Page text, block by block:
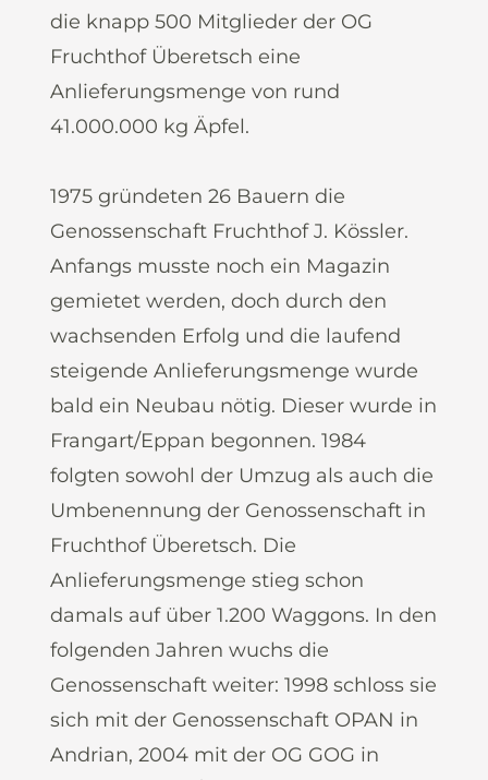
die knapp 500 Mitglieder der OG
Fruchthof Überetsch eine
Anlieferungsmenge von rund
41.000.000 kg Äpfel.
1975 gründeten 26 Bauern die
Genossenschaft Fruchthof J. Kössler.
Anfangs musste noch ein Magazin
gemietet werden, doch durch den
wachsenden Erfolg und die laufend
steigende Anlieferungsmenge wurde
bald ein Neubau nötig. Dieser wurde in
Frangart/Eppan begonnen. 1984
folgten sowohl der Umzug als auch die
Umbenennung der Genossenschaft in
Fruchthof Überetsch. Die
Anlieferungsmenge stieg schon
damals auf über 1.200 Waggons. In den
folgenden Jahren wuchs die
Genossenschaft weiter: 1998 schloss sie
sich mit der Genossenschaft OPAN in
Andrian, 2004 mit der OG GOG in